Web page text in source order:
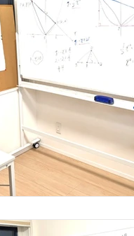
冬期講習